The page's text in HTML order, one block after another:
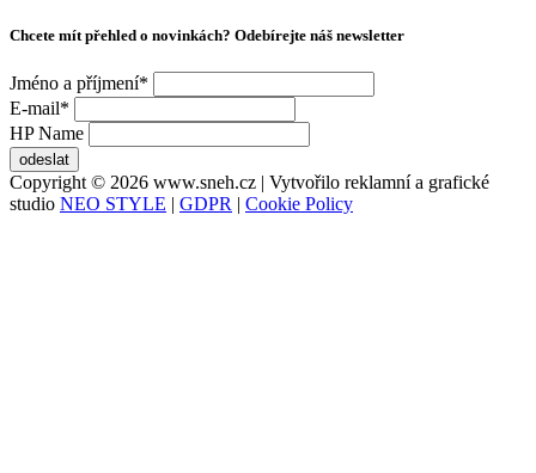
Chcete mít přehled o novinkách? Odebírejte náš newsletter
Jméno a příjmení*
E-mail*
HP Name
odeslat
Copyright © 2026 www.sneh.cz | Vytvořilo reklamní a grafické
studio NEO STYLE | GDPR | Cookie Policy